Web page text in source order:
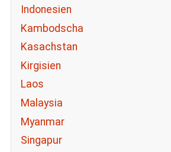
Indonesien
Kambodscha
Kasachstan
Kirgisien
Laos
Malaysia
Myanmar
Singapur